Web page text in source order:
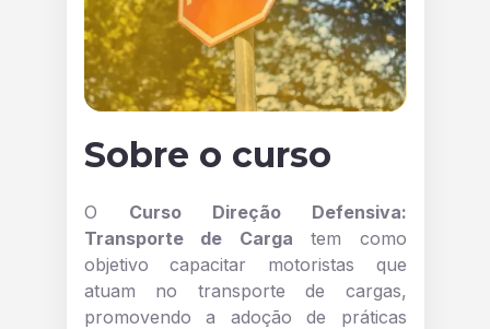
Sobre o curso
O Curso Direção Defensiva:
Transporte de Carga tem como
objetivo capacitar motoristas que
atuam no transporte de cargas,
promovendo a adoção de práticas